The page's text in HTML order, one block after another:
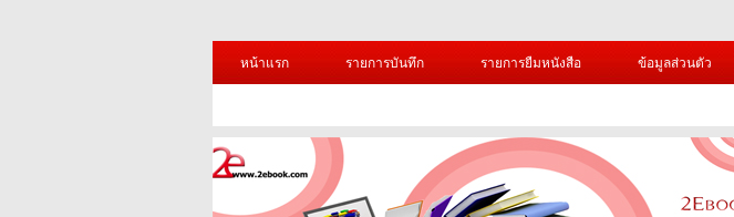
หน้าแรก
รายการบันทึก รายการยืมหนังสือ ข้อมูลส่วนตัว